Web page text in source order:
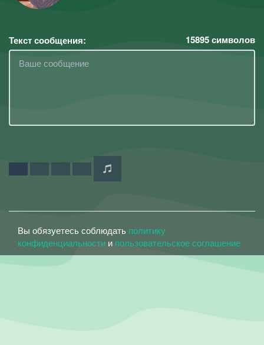
Текст сообщения: 15895символов
Вы обязуетесь соблюдать политику
конфиденциальности и пользовательское соглашение